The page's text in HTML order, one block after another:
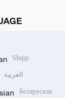
Shqip
العربية
Беларуская